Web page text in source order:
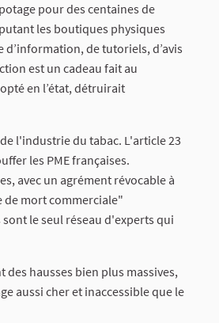
pour des centaines de
les boutiques physiques
d’information, de tutoriels, d’avis
est un cadeau fait au
en l’état, détruirait
l'industrie du tabac. L'article 23
les PME françaises.
avec un agrément révocable à
de mort commerciale"
le seul réseau d'experts qui
des hausses bien plus massives,
aussi cher et inaccessible que le